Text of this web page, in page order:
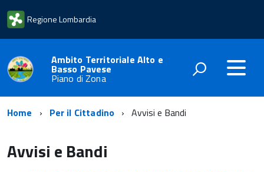
Regione Lombardia
Ambito Territoriale Alto e
Basso Pavese
Piano di Zona
Home Per il Cittadino Avvisi e Bandi
Avvisi e Bandi